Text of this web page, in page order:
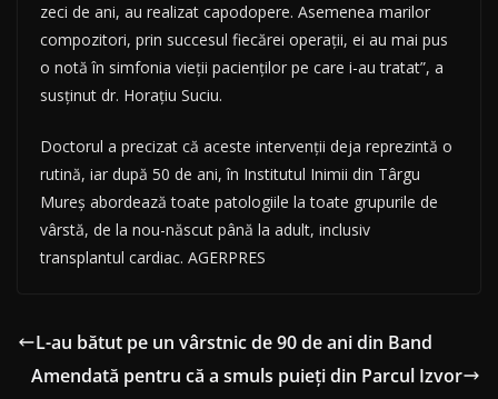
zeci de ani, au realizat capodopere. Asemenea marilor
compozitori, prin succesul fiecărei operaţii, ei au mai pus
o notă în simfonia vieţii pacienţilor pe care i-au tratat”, a
susţinut dr. Horaţiu Suciu.
Doctorul a precizat că aceste intervenţii deja reprezintă o
rutină, iar după 50 de ani, în Institutul Inimii din Târgu
Mureş abordează toate patologiile la toate grupurile de
vârstă, de la nou-născut până la adult, inclusiv
transplantul cardiac. AGERPRES
L-au bătut pe un vârstnic de 90 de ani din Band
Amendată pentru că a smuls puieți din Parcul Izvor